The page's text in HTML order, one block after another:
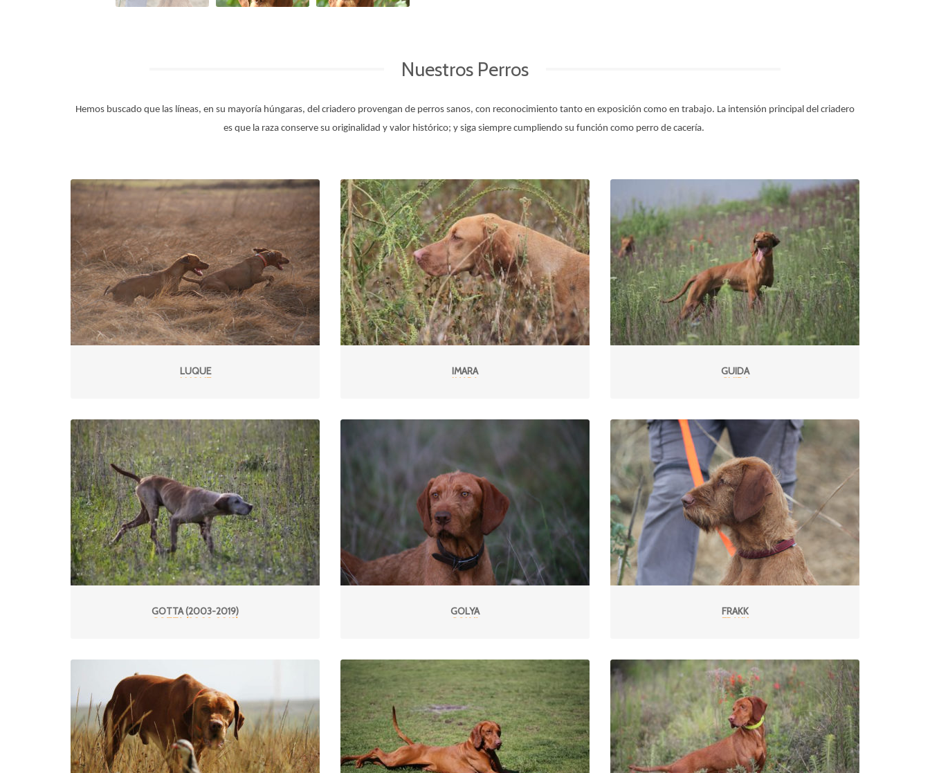
Nuestros Perros
Hemos buscado que las líneas, en su mayoría húngaras, del criadero provengan de perros sanos, con reconocimiento tanto en exposición como en trabajo. La intensión principal del criadero
es que la raza conserve su originalidad y valor histórico; y siga siempre cumpliendo su función como perro de cacería.
LUQUE IMARA GUIDA
GOTTA (2003-2019) GOLYA FRAKK